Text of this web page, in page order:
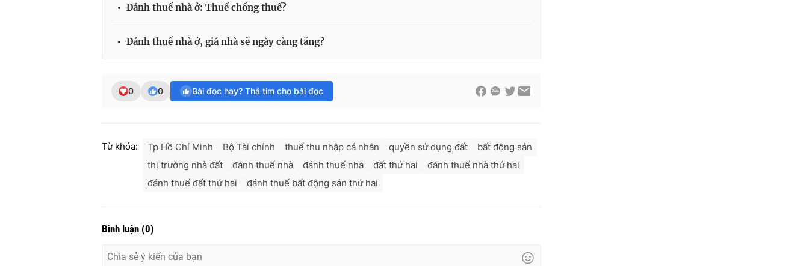
Đánh thuế nhà ở: Thuế chồng thuế?
Đánh thuế nhà ở, giá nhà sẽ ngày càng tăng?
0 0 Bài đọc hay? Thả tim cho bài đọc
Từ khóa: Tp Hồ Chí Minh Bộ Tài chính thuế thu nhập cá nhân quyền sử dụng đất
bất động sản
thị trường nhà đất
đánh thuế nhà đánh thuế nhà đất thứ hai
đánh thuế nhà thứ hai
đánh thuế đất thứ hai
đánh thuế bất động sản thứ hai
Bình luận (0)